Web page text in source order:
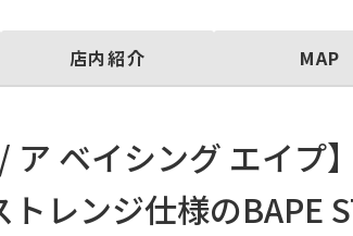
店内紹介 MAP
/ ア ベイシング エイプ
レンジ仕様のBAPE